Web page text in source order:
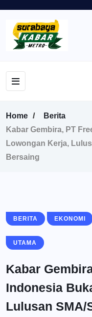
Home
Berita
Kabar Gembira, PT
Lowongan Kerja,
Bersaing
BERITA EKONOMI
UTAMA
Kabar
Indonesia
Lulusan SMA/